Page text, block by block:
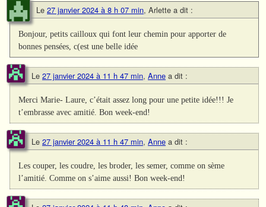
Le 27 janvier 2024 à 8 h 07 min, Arlette a dit :
Bonjour, petits cailloux qui font leur chemin pour apporter de
bonnes pensées, c(est une belle idée
Le 27 janvier 2024 à 11 h 47 min, Anne a dit :
Merci Marie- Laure, c’était assez long pour une petite idée!!! Je
t’embrasse avec amitié. Bon week-end!
Le 27 janvier 2024 à 11 h 47 min, Anne a dit :
Les couper, les coudre, les broder, les semer, comme on sème
l’amitié. Comme on s’aime aussi! Bon week-end!